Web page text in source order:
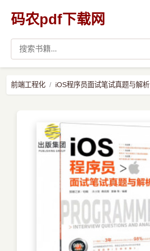
码农pdf下载网
前端工程化 iOS程序员面试笔试真题与解析